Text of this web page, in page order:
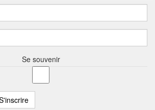
Se souvenir